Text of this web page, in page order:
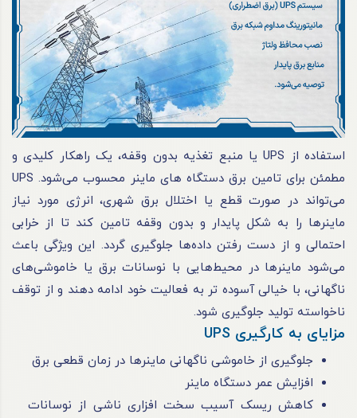
استفاده از UPS یا منبع تغذیه بدون وقفه، یک راهکار کلیدی و
مطمئن برای تامین برق دستگاه ‌های ماینر محسوب می‌شود. UPS
می‌تواند در صورت قطع یا اختلال برق شهری، انرژی مورد نیاز
ماینرها را به شکل پایدار و بدون وقفه تامین کند تا از خرابی
احتمالی و از دست رفتن داده‌ها جلوگیری گردد. این ویژگی باعث
می‌شود ماینرها در محیط‌هایی با نوسانات برق یا خاموشی‌های
ناگهانی، با خیالی آسوده‌ تر به فعالیت خود ادامه دهند و از توقف
ناخواسته تولید جلوگیری شود.
مزایای به کارگیری UPS
جلوگیری از خاموشی ناگهانی ماینرها در زمان قطعی برق
افزایش عمر دستگاه ماینر
کاهش ریسک آسیب سخت ‌افزاری ناشی از نوسانات